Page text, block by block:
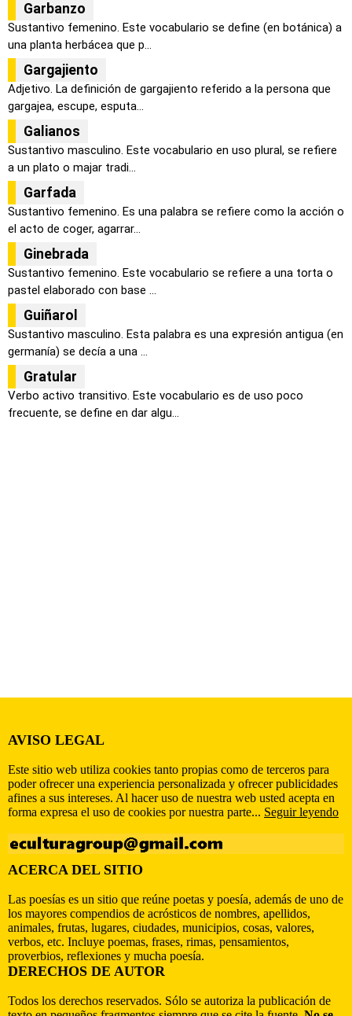
Garbanzo
Sustantivo femenino. Este vocabulario se define (en botánica) a
una planta herbácea que p...
Gargajiento
Adjetivo. La definición de gargajiento referido a la persona que
gargajea, escupe, esputa...
Galianos
Sustantivo masculino. Este vocabulario en uso plural, se refiere
a un plato o majar tradi...
Garfada
Sustantivo femenino. Es una palabra se refiere como la acción o
el acto de coger, agarrar...
Ginebrada
Sustantivo femenino. Este vocabulario se refiere a una torta o
pastel elaborado con base ...
Guiñarol
Sustantivo masculino. Esta palabra es una expresión antigua (en
germanía) se decía a una ...
Gratular
Verbo activo transitivo. Este vocabulario es de uso poco
frecuente, se define en dar algu...
AVISO LEGAL
Este sitio web utiliza cookies tanto propias como de terceros para
poder ofrecer una experiencia personalizada y ofrecer publicidades
afines a sus intereses. Al hacer uso de nuestra web usted acepta en
forma expresa el uso de cookies por nuestra parte... Seguir leyendo
ACERCA DEL SITIO
Las poesías es un sitio que reúne poetas y poesía, además de uno de
los mayores compendios de acrósticos de nombres, apellidos,
animales, frutas, lugares, ciudades, municipios, cosas, valores,
verbos, etc. Incluye poemas, frases, rimas, pensamientos,
proverbios, reflexiones y mucha poesía.
DERECHOS DE AUTOR
Todos los derechos reservados. Sólo se autoriza la publicación de